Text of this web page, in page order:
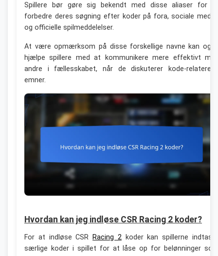
Spillere bør gøre sig bekendt med disse aliaser for
forbedre deres søgning efter koder på fora, sociale
og officielle spilmeddelelser.
At være opmærksom på disse forskellige navne kan
hjælpe spillere med at kommunikere mere effektivt
andre i fællesskabet, når de diskuterer kode-
emner.
Hvordan kan jeg indløse CSR Racing 2 koder?
For at indløse CSR Racing 2koder kan spillerne
særlige koder i spillet for at låse op for belønninger